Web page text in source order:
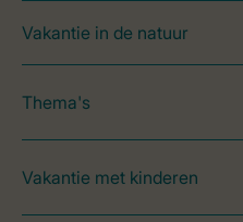
Vakantie in de natuur
Thema's
Vakantie met kinderen